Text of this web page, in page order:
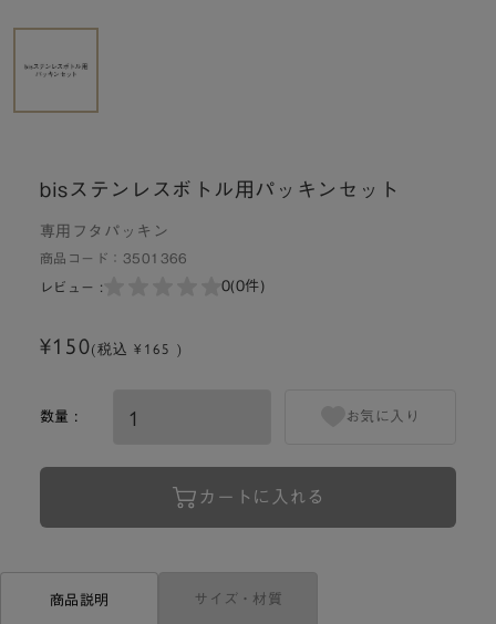
bisステンレスボトル用パッキンセット
専用フタパッキン
商品コード： 3501366
レビュー : 0(0件)
¥150(税込 ¥165 )
数量 :
カートに入れる
お気に入り
商品説明 サイズ・材質